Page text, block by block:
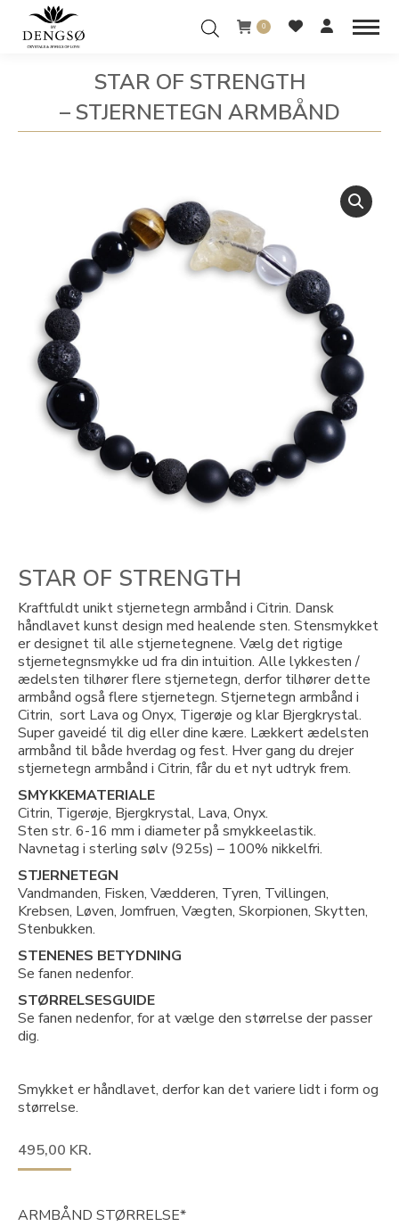
0
STAR OF STRENGTH
– STJERNETEGN ARMBÅND
You are here:
STAR OF STRENGTH
Kraftfuldt unikt stjernetegn armbånd i Citrin. Dansk
håndlavet kunst design med healende sten. Stensmykket
er designet til alle stjernetegnene. Vælg det rigtige
stjernetegnsmykke ud fra din intuition. Alle lykkesten /
ædelsten tilhører flere stjernetegn, derfor tilhører dette
armbånd også flere stjernetegn. Stjernetegn armbånd i
Citrin, sort Lava og Onyx, Tigerøje og klar Bjergkrystal.
Super gaveidé til dig eller dine kære. Lækkert ædelsten
armbånd til både hverdag og fest. Hver gang du drejer
stjernetegn armbånd i Citrin, får du et nyt udtryk frem.
SMYKKEMATERIALE
Citrin, Tigerøje, Bjergkrystal, Lava, Onyx.
Sten str. 6-16 mm i diameter på smykkeelastik.
Navnetag i sterling sølv (925s) – 100% nikkelfri.
STJERNETEGN
Vandmanden, Fisken, Vædderen, Tyren, Tvillingen,
Krebsen, Løven, Jomfruen, Vægten, Skorpionen, Skytten,
Stenbukken.
STENENES BETYDNING
Se fanen nedenfor.
STØRRELSESGUIDE
Se fanen nedenfor, for at vælge den størrelse der passer
dig.
Smykket er håndlavet, derfor kan det variere lidt i form og
størrelse.
495,00 KR.
ARMBÅND STØRRELSE*